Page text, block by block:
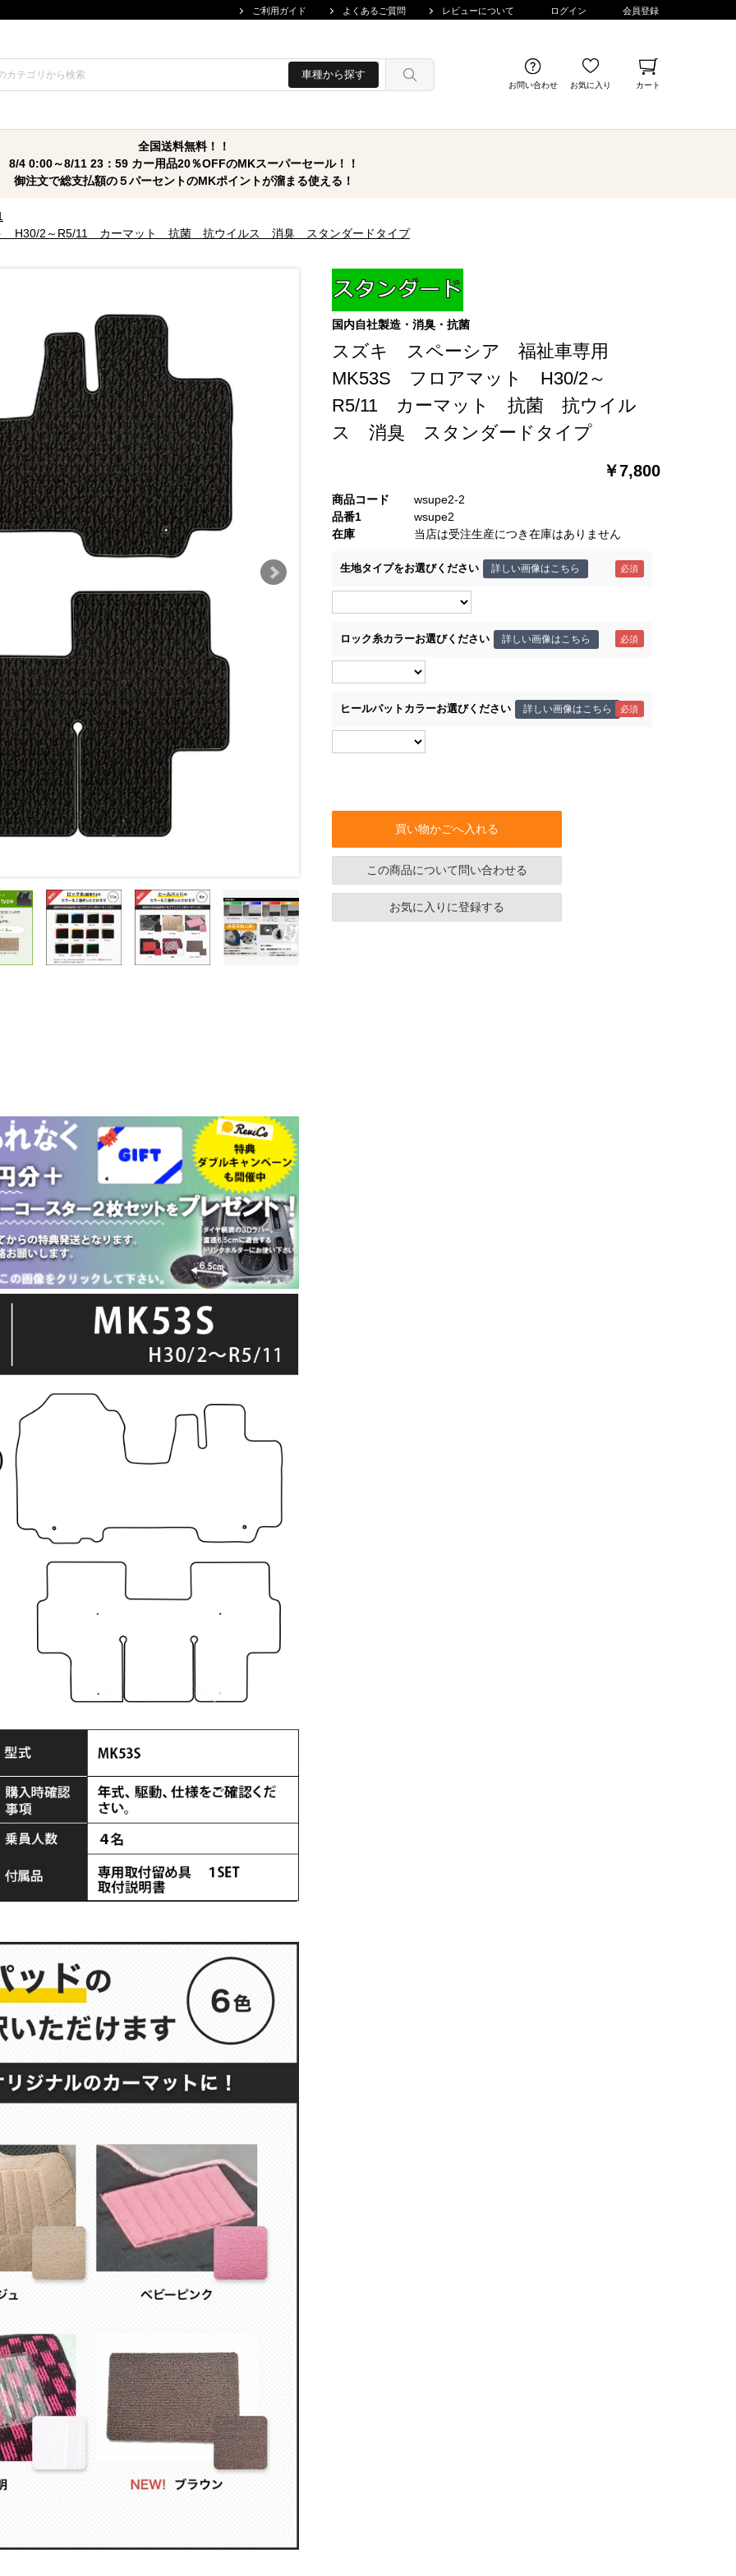
ご利用ガイド よくあるご質問 レビューについて ログイン 会員登録
車種から探す
お問い合わせ お気に入り カート
全国送料無料！！
8/4 0:00～8/11 23：59 カー用品20％OFFのMKスーパーセール！！
御注文で総支払額の５パーセントのMKポイントが溜まる使える！
2～R5/11 カーマット 抗菌 抗ウイルス 消臭 スタンダードタイプ
国内自社製造・消臭・抗菌
スズキ スペーシア 福祉車専用
MK53S フロアマット H30/2～
R5/11 カーマット 抗菌 抗ウイル
ス 消臭 スタンダードタイプ
￥7,800
商品コード
wsupe2-2
品番1
wsupe2
在庫
当店は受注生産につき在庫はありません
生地タイプをお選びください 詳しい画像はこちら
ロック糸カラーお選びください 詳しい画像はこちら
ヒールパットカラーお選びください 詳しい画像はこちら
買い物かごへ入れる
この商品について問い合わせる
お気に入りに登録する